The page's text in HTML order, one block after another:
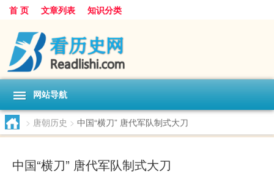
首 页 文章列表 知识分类
网站导航
> 唐朝历史 > 中国“横刀” 唐代军队制式大刀
中国“横刀” 唐代军队制式大刀